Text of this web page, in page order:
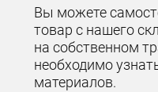
Вы можете
товар с нашего
на собственном
необходимо
материалов.